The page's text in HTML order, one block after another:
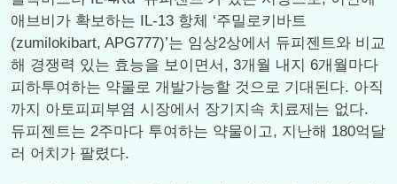
애브비가 확보하는 IL-13 항체 ‘주밀로키바트
(zumilokibart, APG777)’는 임상2상에서 듀피젠트와 비교
해 경쟁력 있는 효능을 보이면서, 3개월 내지 6개월마다
피하투여하는 약물로 개발가능할 것으로 기대된다. 아직
까지 아토피피부염 시장에서 장기지속 치료제는 없다.
듀피젠트는 2주마다 투여하는 약물이고, 지난해 180억달
러 어치가 팔렸다.